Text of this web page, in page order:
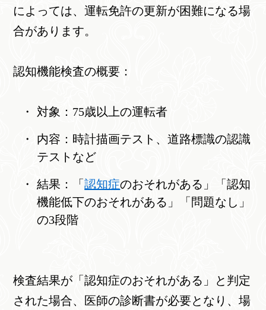
によっては、運転免許の更新が困難になる場
合があります。
認知機能検査の概要：
対象：75歳以上の運転者
内容：時計描画テスト、道路標識の認識
テストなど
結果：「認知症のおそれがある」「認知
機能低下のおそれがある」「問題なし」
の3段階
検査結果が「認知症のおそれがある」と判定
された場合、医師の診断書が必要となり、場